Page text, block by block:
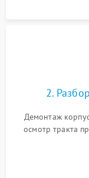
2.
Демонтаж
осмотр тракта
роликов захвата